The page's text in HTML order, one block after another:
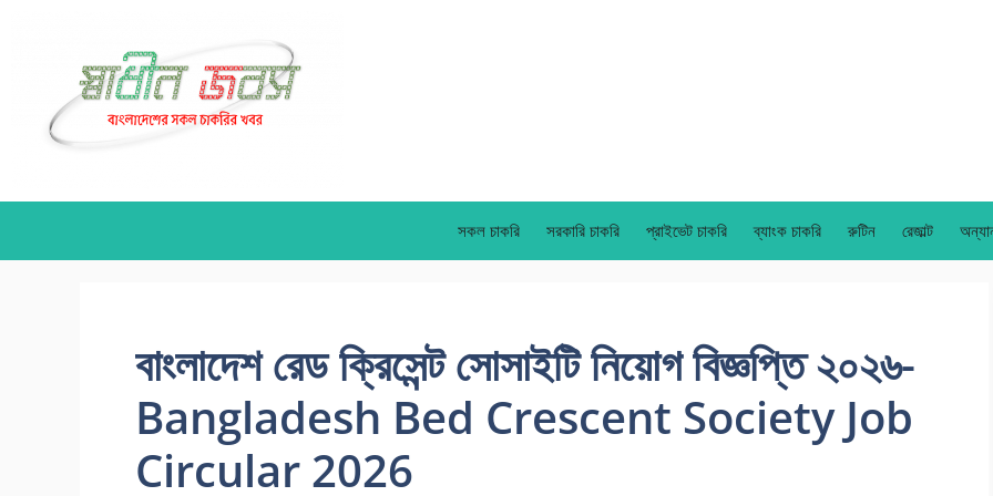
সকল চাকরি সরকারি চাকরি প্রাইভেট চাকরি ব্যাংক চাকরি রুটিন রেজাল্ট
বাংলাদেশ রেড ক্রিসেন্ট সোসাইটি নিয়োগ বিজ্ঞপ্তি ২০২৬-
Bangladesh Bed Crescent Society Job
Circular 2026